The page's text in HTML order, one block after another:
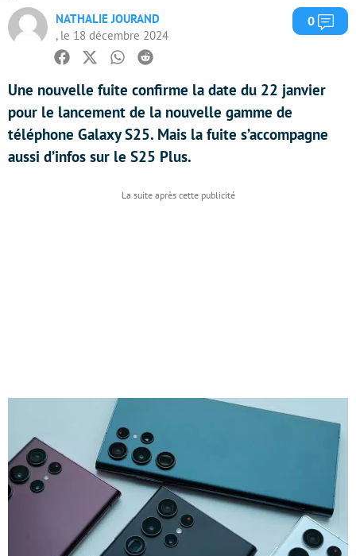
NATHALIE JOURAND
, le 18 décembre 2024
0
Facebook
TwitterWhatsapp
Reddit
Une nouvelle fuite confirme la date du 22 janvier
pour le lancement de la nouvelle gamme de
téléphone Galaxy S25. Mais la fuite s’accompagne
aussi d’infos sur le S25 Plus.